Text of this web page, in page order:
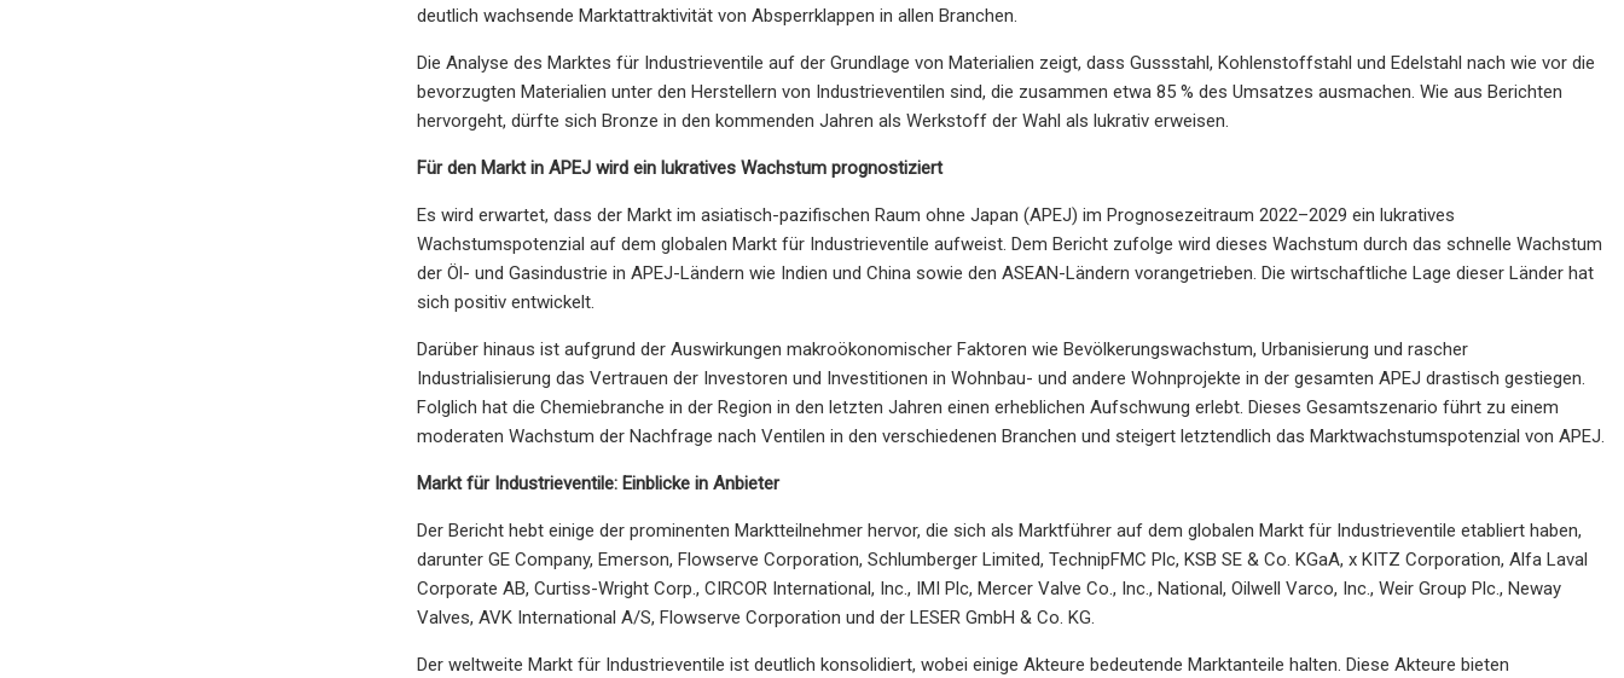
deutlich wachsende Marktattraktivität von Absperrklappen in allen Branchen.
Die Analyse des Marktes für Industrieventile auf der Grundlage von Materialien zeigt, dass Gussstahl, Kohlenstoffstahl und Edelstahl nach wie vor die
bevorzugten Materialien unter den Herstellern von Industrieventilen sind, die zusammen etwa 85 % des Umsatzes ausmachen. Wie aus Berichten
hervorgeht, dürfte sich Bronze in den kommenden Jahren als Werkstoff der Wahl als lukrativ erweisen.
Für den Markt in APEJ wird ein lukratives Wachstum prognostiziert
Es wird erwartet, dass der Markt im asiatisch-pazifischen Raum ohne Japan (APEJ) im Prognosezeitraum 2022–2029 ein lukratives
Wachstumspotenzial auf dem globalen Markt für Industrieventile aufweist. Dem Bericht zufolge wird dieses Wachstum durch das schnelle Wachstum
der Öl- und Gasindustrie in APEJ-Ländern wie Indien und China sowie den ASEAN-Ländern vorangetrieben. Die wirtschaftliche Lage dieser Länder hat
sich positiv entwickelt.
Darüber hinaus ist aufgrund der Auswirkungen makroökonomischer Faktoren wie Bevölkerungswachstum, Urbanisierung und rascher
Industrialisierung das Vertrauen der Investoren und Investitionen in Wohnbau- und andere Wohnprojekte in der gesamten APEJ drastisch gestiegen.
Folglich hat die Chemiebranche in der Region in den letzten Jahren einen erheblichen Aufschwung erlebt. Dieses Gesamtszenario führt zu einem
moderaten Wachstum der Nachfrage nach Ventilen in den verschiedenen Branchen und steigert letztendlich das Marktwachstumspotenzial von APEJ.
Markt für Industrieventile: Einblicke in Anbieter
Der Bericht hebt einige der prominenten Marktteilnehmer hervor, die sich als Marktführer auf dem globalen Markt für Industrieventile etabliert haben,
darunter GE Company, Emerson, Flowserve Corporation, Schlumberger Limited, TechnipFMC Plc, KSB SE & Co. KGaA, x KITZ Corporation, Alfa Laval
Corporate AB, Curtiss-Wright Corp., CIRCOR International, Inc., IMI Plc, Mercer Valve Co., Inc., National, Oilwell Varco, Inc., Weir Group Plc., Neway
Valves, AVK International A/S, Flowserve Corporation und der LESER GmbH & Co. KG.
Der weltweite Markt für Industrieventile ist deutlich konsolidiert, wobei einige Akteure bedeutende Marktanteile halten. Diese Akteure bieten